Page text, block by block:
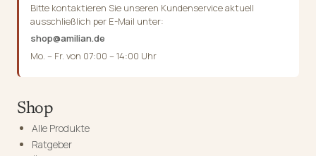
Bitte kontaktieren Sie unseren Kundenservice aktuell
ausschließlich per E-Mail unter:
shop@amilian.de
Mo. – Fr. von 07:00 – 14:00 Uhr
Shop
Alle Produkte
Ratgeber